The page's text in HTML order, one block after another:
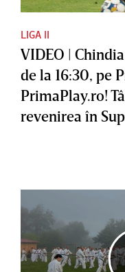
LIGA II
VIDEO |
de la 16:30, pe
PrimaPlay.ro!
revenirea în